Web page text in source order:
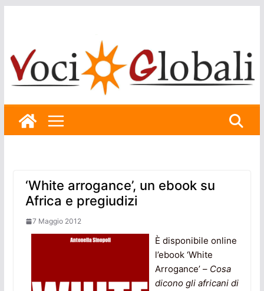
‘White arrogance’, un ebook su
Africa e pregiudizi
7 Maggio 2012
È disponibile online
l’ebook ‘White
Arrogance’ – Cosa
dicono gli africani di